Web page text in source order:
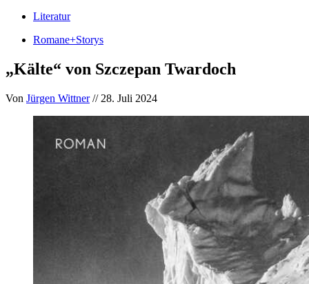
Literatur
Romane+Storys
„Kälte“ von Szczepan Twardoch
Von Jürgen Wittner// 28. Juli 2024